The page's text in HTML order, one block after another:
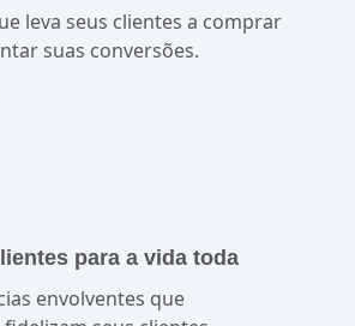
leva seus clientes a comprar
suas conversões.
para a vida toda
envolventes que